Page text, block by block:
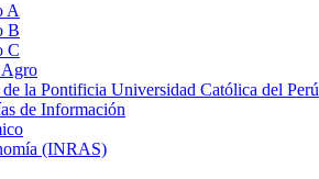
A
B
C
la Pontificia Universidad Católica del Perú
de Información
(INRAS)